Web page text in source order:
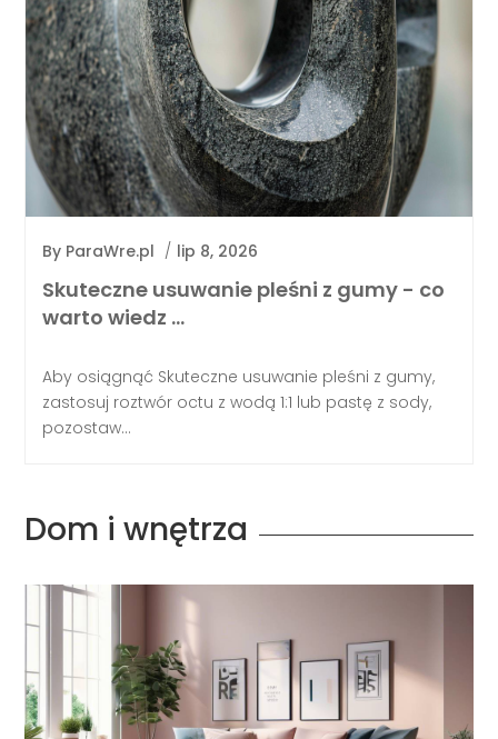
By ParaWre.pl / lip 8, 2026
Skuteczne usuwanie pleśni z gumy - co
warto wiedz …
Aby osiągnąć Skuteczne usuwanie pleśni z gumy,
zastosuj roztwór octu z wodą 1:1 lub pastę z sody,
pozostaw...
Dom i wnętrza